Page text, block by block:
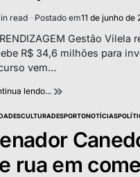
read Postado em11 de junho de
Gestão
R$ 34,6 milhões para
vem…
lendo...
CULTURADESPORTONOTÍCIAS
rua em